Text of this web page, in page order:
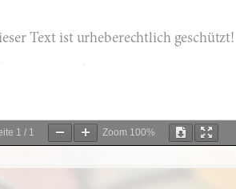
1 / 1 Zoom 100%